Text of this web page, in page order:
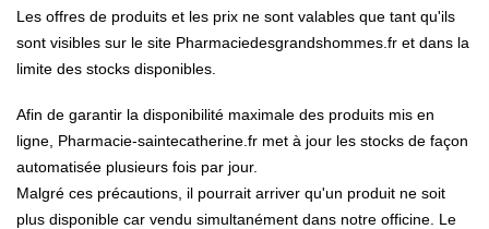
Les offres de produits et les prix ne sont valables que tant qu'ils
sont visibles sur le site Pharmaciedesgrandshommes.fr et dans la
limite des stocks disponibles.
Afin de garantir la disponibilité maximale des produits mis en
ligne, Pharmacie-saintecatherine.fr met à jour les stocks de façon
automatisée plusieurs fois par jour.
Malgré ces précautions, il pourrait arriver qu'un produit ne soit
plus disponible car vendu simultanément dans notre officine. Le